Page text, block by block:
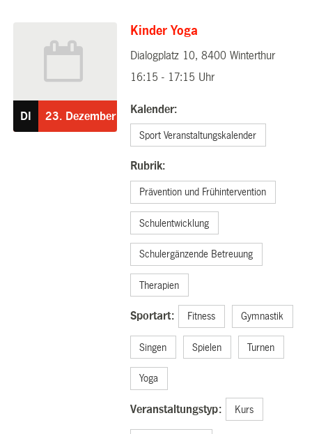
DI 23. Dezember
Kinder Yoga
Dialogplatz 10, 8400 Winterthur
16:15 - 17:15 Uhr
Kalender:
Sport Veranstaltungskalender
Rubrik:
Prävention und Frühintervention
Schulentwicklung
Schulergänzende Betreuung
Therapien
Sportart: Fitness Gymnastik
Singen Spielen Turnen
Yoga
Veranstaltungstyp: Kurs